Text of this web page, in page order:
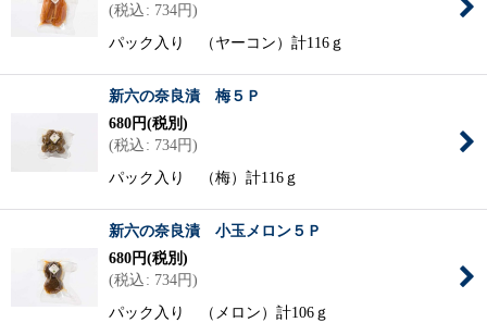
(税込: 734円)
パック入り （ヤーコン）計116ｇ
新六の奈良漬 梅５Ｐ
680円(税別)
(税込: 734円)
パック入り （梅）計116ｇ
新六の奈良漬 小玉メロン５Ｐ
680円(税別)
(税込: 734円)
パック入り （メロン）計106ｇ